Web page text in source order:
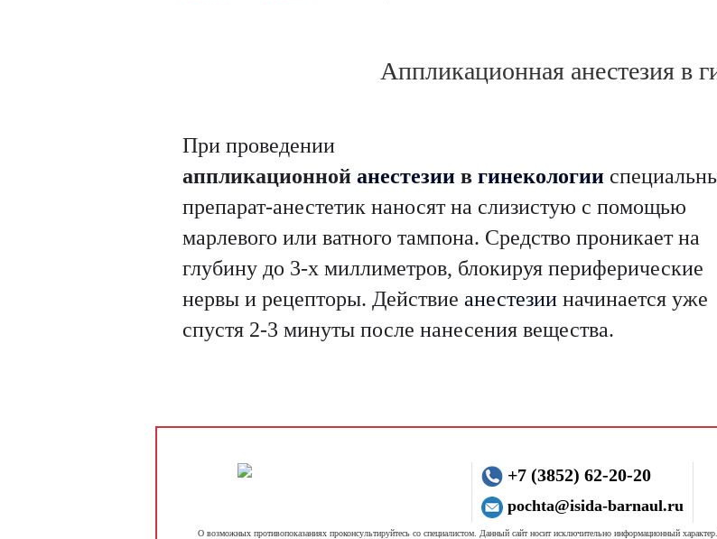
Аппликационная анестезия в
При проведении
аппликационнойанестезии вгинекологии
препарат-анестетик наносят на слизистую с помощью
марлевого или ватного тампона. Средство проникает на
глубину до 3-х миллиметров, блокируя периферические
нервы и рецепторы. Действиеанестезии начинается уже
спустя 2-3 минуты после нанесения вещества.
+7 (3852) 62-20-20
pochta@isida-barnaul.ru
О возможных противопоказаниях проконсультируйтесь со специалистом. Данный сайт носит исключительно информационный